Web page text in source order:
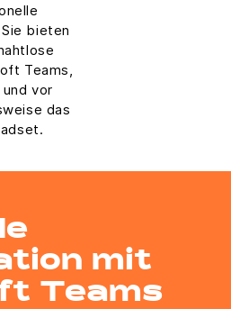
bieten
Teams,
vor
das
mit
Teams